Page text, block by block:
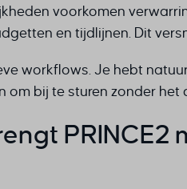
voorkomen
en tijdlijnen. Dit
workflows. Je hebt
bij te sturen zonder het
PRINCE2